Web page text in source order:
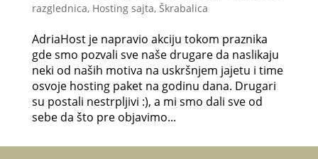
razglednica, Hosting sajta, Škrabalica
AdriaHost je napravio akciju tokom praznika
gde smo pozvali sve naše drugare da naslikaju
neki od naših motiva na uskršnjem jajetu i time
osvoje hosting paket na godinu dana. Drugari
su postali nestrpljivi :), a mi smo dali sve od
sebe da što pre objavimo...